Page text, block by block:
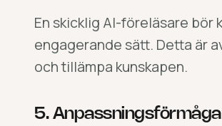
En skicklig AI-föreläsare
engagerande sätt. Detta är
och tillämpa kunskapen.
5. Anpassningsförmåga